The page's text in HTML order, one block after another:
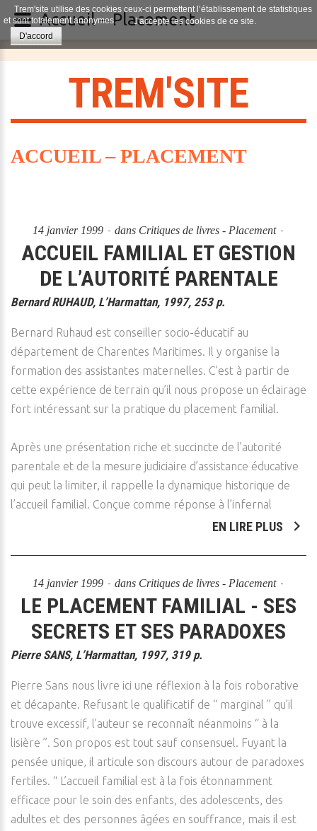
TREM'SITE
ACCUEIL – PLACEMENT
14 janvier 1999 dans Critiques de livres - Placement
ACCUEIL FAMILIAL ET GESTION
DE L’AUTORITÉ PARENTALE
Bernard RUHAUD, L’Harmattan, 1997, 253 p.
Bernard Ruhaud est conseiller socio-éducatif au
département de Charentes Maritimes. Il y organise la
formation des assistantes maternelles. C’est à partir de
cette expérience de terrain qu’il nous propose un éclairage
fort intéressant sur la pratique du placement familial.
Après une présentation riche et succincte de l’autorité
parentale et de la mesure judiciaire d’assistance éducative
qui peut la limiter, il rappelle la dynamique historique de
l’accueil familial. Conçue comme réponse à l’infernal
EN LIRE PLUS
14 janvier 1999 dans Critiques de livres - Placement
LE PLACEMENT FAMILIAL - SES
SECRETS ET SES PARADOXES
Pierre SANS, L’Harmattan, 1997, 319 p.
Pierre Sans nous livre ici une réflexion à la fois roborative
et décapante. Refusant le qualificatif de “ marginal ” qu’il
trouve excessif, l’auteur se reconnaît néanmoins “ à la
lisière ”. Son propos est tout sauf consensuel. Fuyant la
pensée unique, il articule son discours autour de paradoxes
fertiles. “ L’accueil familial est à la fois étonnamment
efficace pour le soin des enfants, des adolescents, des
adultes et des personnes âgées en souffrance, mais il est
Trem'site utilise des cookies ceux-ci permettent l’établissement de statistiques
et sont totalement anonymes.
J'accepte les cookies de ce site.
D'accord
Accueil – Placement